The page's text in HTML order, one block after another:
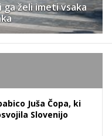
želi imeti vsaka
Juša Čopa, ki
Slovenijo